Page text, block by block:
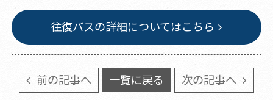
往復バスの詳細についてはこちら
前の記事へ 一覧に戻る 次の記事へ